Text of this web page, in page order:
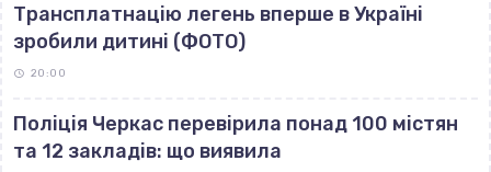
Трансплатнацію легень вперше в Україні
зробили дитині (ФОТО)
20:00
Поліція Черкас перевірила понад 100 містян
та 12 закладів: що виявила